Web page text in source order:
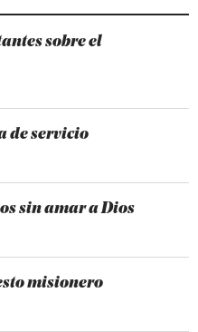
sobre el
de servicio
sin amar a Dios
misionero